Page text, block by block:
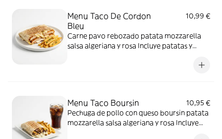
Menu Taco De Cordon
Bleu
10,99 €
Carne pavo rebozado patata mozzarella
salsa algeriana y rosa Incluye patatas y
Menu Taco Boursin
10,95 €
Pechuga de pollo con queso boursin patata
mozzarella salsa algeriana y rosa Incluye